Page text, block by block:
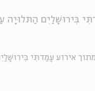
בִּירוּשָׁלַיִם הַתּלוּיָה
אירוע עָמַדתִּי